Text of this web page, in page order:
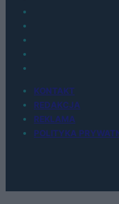
KONTAKT
REDAKCJA
REKLAMA
POLITYKA